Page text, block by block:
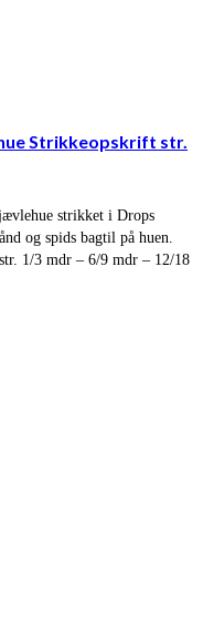
Strikkeopskrift str.
strikket i Drops
og spids bagtil på huen.
1/3 mdr – 6/9 mdr – 12/18